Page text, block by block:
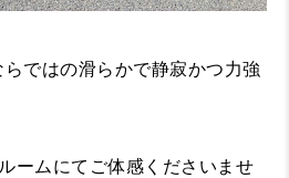
ではの滑らかで静寂かつ力強
ームにてご体感くださいませ